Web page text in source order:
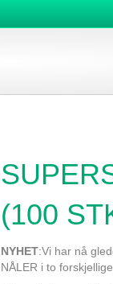
(100
NYHET:Vi har nå
NÅLER i to